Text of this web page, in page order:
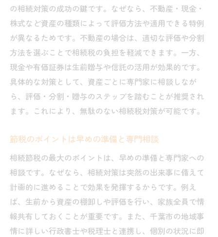
の相続対策の成功の鍵です。なぜなら、不動産・現金・
株式など資産の種類によって評価方法や適用できる特例
が異なるためです。不動産の場合は、適切な評価や分割
方法を選ぶことで相続税の負担を軽減できます。一方、
現金や有価証券は生前贈与や信託の活用が効果的です。
具体的な対策として、資産ごとに専門家に相談しなが
ら、評価・分割・贈与のステップを踏むことが推奨され
ます。これにより、無駄のない相続税対策が可能です。
節税のポイントは早めの準備と専門相談
相続節税の最大のポイントは、早めの準備と専門家への
相談です。なぜなら、相続対策は突然の出来事に備えて
計画的に進めることで効果を発揮するからです。例え
ば、生前から資産の棚卸しや評価を行い、家族全員で情
報共有しておくことが重要です。また、千葉市の地域事
情に詳しい行政書士や税理士と連携し、個別の状況に即